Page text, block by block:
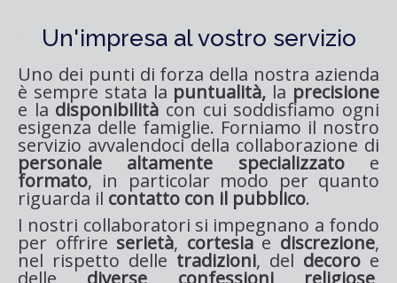
Un'impresa al vostro servizio
Uno dei punti di forza della nostra azienda
è sempre stata la puntualità, la precisione
e la disponibilità con cui soddisfiamo ogni
esigenza delle famiglie. Forniamo il nostro
servizio avvalendoci della collaborazione di
personale altamente specializzatoe
formato, in particolar modo per quanto
riguarda il contatto con il pubblico.
I nostri collaboratori si impegnano a fondo
per offrire serietà, cortesiae discrezione,
nel rispetto delletradizioni, del decoro e
delle diverse confessioni religiose,